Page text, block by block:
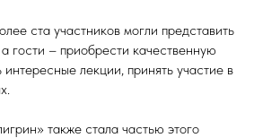
ста участников могли представить
гости – приобрести качественную
лекции, принять участие в
также стала частью этого